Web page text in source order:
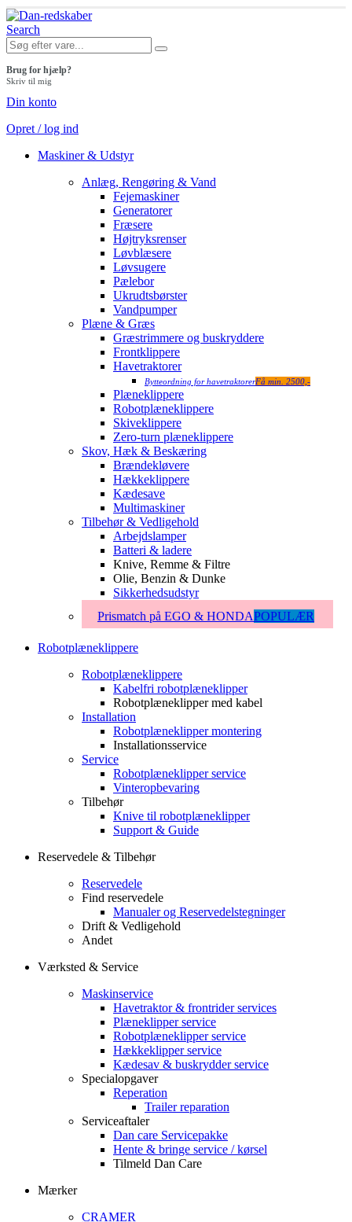
Search
Brug for hjælp?
Skriv til mig
Din konto
Opret / log ind
Maskiner & Udstyr
Anlæg, Rengøring & Vand
Fejemaskiner
Generatorer
Fræsere
Højtryksrenser
Løvblæsere
Løvsugere
Pælebor
Ukrudtsbørster
Vandpumper
Plæne & Græs
Græstrimmere og buskryddere
Frontklippere
Havetraktorer
Bytteordning for havetraktorerFå min. 2500,-
Plæneklippere
Robotplæneklippere
Skiveklippere
Zero-turn plæneklippere
Skov, Hæk & Beskæring
Brændekløvere
Hækkeklippere
Kædesave
Multimaskiner
Tilbehør & Vedligehold
Arbejdslamper
Batteri & ladere
Knive, Remme & Filtre
Olie, Benzin & Dunke
Sikkerhedsudstyr
Prismatch på EGO & HONDAPOPULÆR
Robotplæneklippere
Robotplæneklippere
Kabelfri robotplæneklipper
Robotplæneklipper med kabel
Installation
Robotplæneklipper montering
Installationsservice
Service
Robotplæneklipper service
Vinteropbevaring
Tilbehør
Knive til robotplæneklipper
Support & Guide
Reservedele & Tilbehør
Reservedele
Find reservedele
Manualer og Reservedelstegninger
Drift & Vedligehold
Andet
Værksted & Service
Maskinservice
Havetraktor & frontrider services
Plæneklipper service
Robotplæneklipper service
Hækkeklipper service
Kædesav & buskrydder service
Specialopgaver
Reperation
Trailer reparation
Serviceaftaler
Dan care Servicepakke
Hente & bringe service / kørsel
Tilmeld Dan Care
Mærker
CRAMER